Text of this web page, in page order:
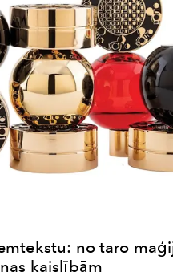
no taro
kaislībām